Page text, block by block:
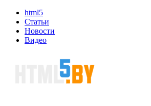
html5
Статьи
Новости
Видео